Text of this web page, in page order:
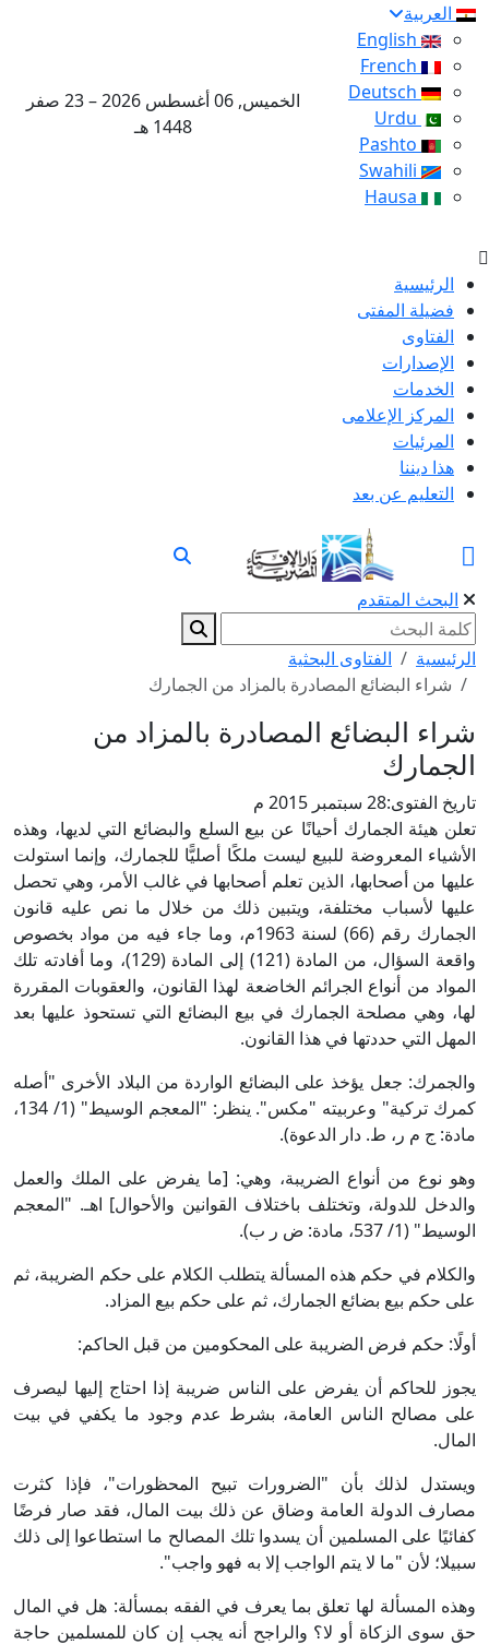
العربية
الخميس, 06 أغسطس 2026 – 23 صفر
1448 هـ
الرئيسية
فضيلة المفتى
الفتاوى
الإصدارات
الخدمات
المركز الإعلامى
المرئيات
هذا ديننا
التعليم عن بعد
البحث المتقدم
الرئيسية
الفتاوى البحثية
شراء البضائع المصادرة بالمزاد من الجمارك
شراء البضائع المصادرة بالمزاد من
الجمارك
تاريخ الفتوى:28 سبتمبر 2015 م
تعلن هيئة الجمارك أحيانًا عن بيع السلع والبضائع التي لديها، وهذه
الأشياء المعروضة للبيع ليست ملكًا أصليًّا للجمارك، وإنما استولت
عليها من أصحابها، الذين تعلم أصحابها في غالب الأمر، وهي تحصل
عليها لأسباب مختلفة، ويتبين ذلك من خلال ما نص عليه قانون
الجمارك رقم (66) لسنة 1963م، وما جاء فيه من مواد بخصوص
واقعة السؤال، من المادة (121) إلى المادة (129)، وما أفادته تلك
المواد من أنواع الجرائم الخاضعة لهذا القانون، والعقوبات المقررة
لها، وهي مصلحة الجمارك في بيع البضائع التي تستحوذ عليها بعد
المهل التي حددتها في هذا القانون.
والجمرك: جعل يؤخذ على البضائع الواردة من البلاد الأخرى "أصله
كمرك تركية" وعربيته "مكس". ينظر: "المعجم الوسيط" (1/ 134،
مادة: ج م ر، ط. دار الدعوة).
وهو نوع من أنواع الضريبة، وهي: [ما يفرض على الملك والعمل
والدخل للدولة، وتختلف باختلاف القوانين والأحوال] اهـ. "المعجم
الوسيط" (1/ 537، مادة: ض ر ب).
والكلام في حكم هذه المسألة يتطلب الكلام على حكم الضريبة، ثم
على حكم بيع بضائع الجمارك، ثم على حكم بيع المزاد.
أولًا: حكم فرض الضريبة على المحكومين من قبل الحاكم:
يجوز للحاكم أن يفرض على الناس ضريبة إذا احتاج إليها ليصرف
على مصالح الناس العامة، بشرط عدم وجود ما يكفي في بيت
المال.
ويستدل لذلك بأن "الضرورات تبيح المحظورات"، فإذا كثرت
مصارف الدولة العامة وضاق عن ذلك بيت المال، فقد صار فرضًا
كفائيًا على المسلمين أن يسدوا تلك المصالح ما استطاعوا إلى ذلك
سبيلا؛ لأن "ما لا يتم الواجب إلا به فهو واجب".
وهذه المسألة لها تعلق بما يعرف في الفقه بمسألة: هل في المال
حق سوى الزكاة أو لا؟ والراجح أنه يجب إن كان للمسلمين حاجة